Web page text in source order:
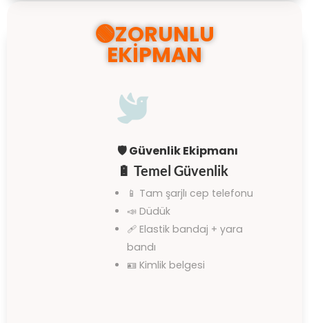
🟢ZORUNLU
EKİPMAN

🛡️ Güvenlik Ekipmanı
🔋 Temel Güvenlik
📱 Tam şarjlı cep telefonu
📣 Düdük
🩹 Elastik bandaj + yara
bandı
🪪 Kimlik belgesi